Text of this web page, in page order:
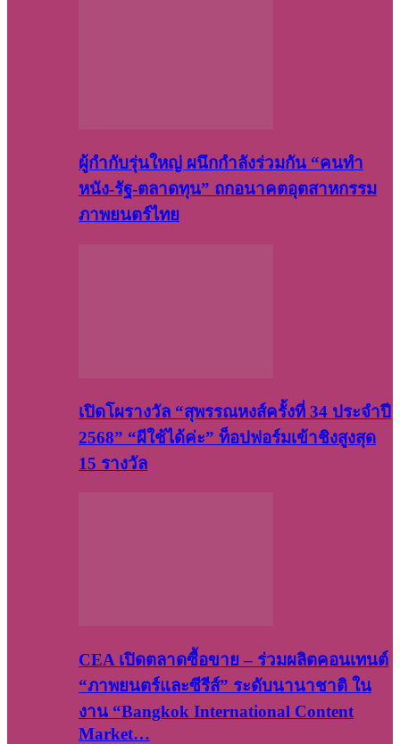
ผู้กำกับรุ่นใหญ่ ผนึกกำลังร่วมกัน “คนทำ
หนัง-รัฐ-ตลาดทุน” ถกอนาคตอุตสาหกรรม
ภาพยนตร์ไทย
เปิดโผรางวัล “สุพรรณหงส์ครั้งที่ 34 ประจำปี
2568” “ผีใช้ได้ค่ะ” ท็อปฟอร์มเข้าชิงสูงสุด
15 รางวัล
CEA เปิดตลาดซื้อขาย – ร่วมผลิตคอนเทนต์
“ภาพยนตร์และซีรีส์” ระดับนานาชาติ ใน
งาน “Bangkok International Content
Market…